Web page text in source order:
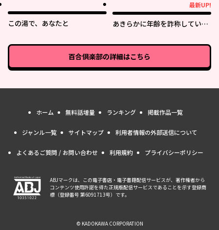
この湯で、あなたと
最新UP!
あきらかに年齢を詐称している
百合倶楽部の詳細はこちら
ホーム 無料話増量 ランキング 掲載作品一覧
ジャンル一覧 サイトマップ 利用者情報の外部送信について
よくあるご質問 / お問い合わせ 利用規約 プライバシーポリシー
ABJマークは、この電子書店・電子書籍配信サービスが、著作権者から
コンテンツ使用許諾を得た正規版配信サービスであることを示す登録商
標（登録番号 第6091713号）です。
© KADOKAWA CORPORATION